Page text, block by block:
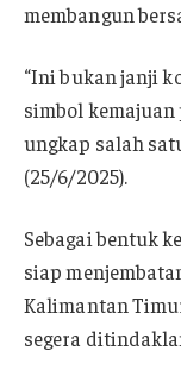
membangun
“Ini bukan janji
simbol
ungkap salah
(25/6/2025).
Sebagai bentuk
siap
Kalimantan
segera